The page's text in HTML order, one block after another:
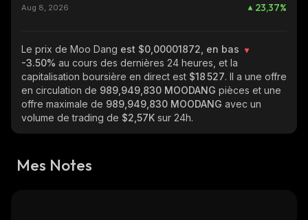
Aug 8, 2026 23,37%
Le prix de Moo Dang est $0,00001872, en bas
-3.50% au cours des dernières 24 heures, et la
capitalisation boursière en direct est $18 527. Il a une offre
en circulation de 989,949,830 MOODANG pièces et une
offre maximale de 989,949,830 MOODANG avec un
volume de trading de $2,57K sur 24h.
Mes Notes